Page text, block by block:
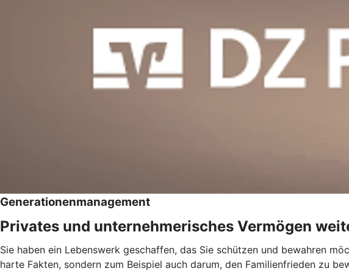
Generationenmanagement
Privates und unternehmerisches Vermögen
Sie haben ein Lebenswerk geschaffen, das Sie schützen und bewahren
harte Fakten, sondern zum Beispiel auch darum, den Familienfrieden zu